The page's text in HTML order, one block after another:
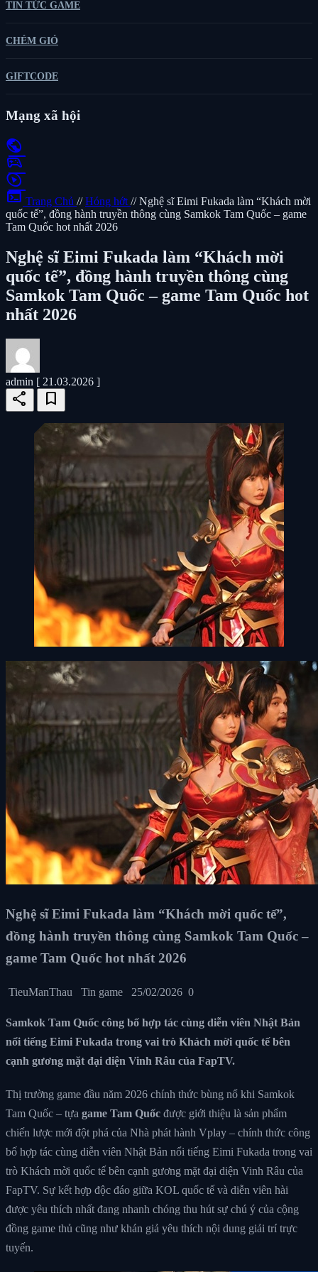
TIN TỨC GAME
CHÉM GIÓ
GIFTCODE
Mạng xã hội
public
sports_esports
play_circle
terminal Trang Chủ // Hóng hớt // Nghệ sĩ Eimi Fukada làm “Khách mời
quốc tế”, đồng hành truyền thông cùng Samkok Tam Quốc – game
Tam Quốc hot nhất 2026
Nghệ sĩ Eimi Fukada làm “Khách mời
quốc tế”, đồng hành truyền thông cùng
Samkok Tam Quốc – game Tam Quốc hot
nhất 2026
admin [ 21.03.2026 ]
share bookmark
Nghệ sĩ Eimi Fukada làm “Khách mời quốc tế”,
đồng hành truyền thông cùng Samkok Tam Quốc –
game Tam Quốc hot nhất 2026
TieuManThau Tin game 25/02/2026 0
Samkok Tam Quốc công bố hợp tác cùng diễn viên Nhật Bản
nổi tiếng Eimi Fukada trong vai trò Khách mời quốc tế bên
cạnh gương mặt đại diện Vinh Râu của FapTV.
Thị trường game đầu năm 2026 chính thức bùng nổ khi Samkok
Tam Quốc – tựa game Tam Quốc được giới thiệu là sản phẩm
chiến lược mới đột phá của Nhà phát hành Vplay – chính thức công
bố hợp tác cùng diễn viên Nhật Bản nổi tiếng Eimi Fukada trong vai
trò Khách mời quốc tế bên cạnh gương mặt đại diện Vinh Râu của
FapTV. Sự kết hợp độc đáo giữa KOL quốc tế và diễn viên hài
được yêu thích nhất đang nhanh chóng thu hút sự chú ý của cộng
đồng game thủ cũng như khán giả yêu thích nội dung giải trí trực
tuyến.